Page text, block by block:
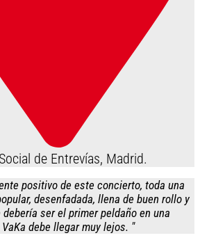
de Entrevías, Madrid.
positivo de este concierto, toda una
desenfadada, llena de buen rollo y
ser el primer peldaño en una
debe llegar muy lejos. "